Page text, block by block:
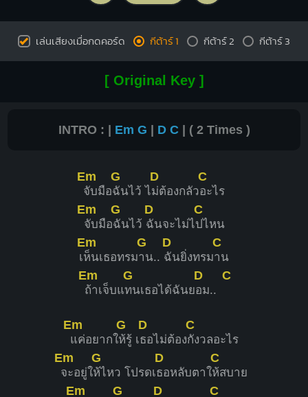
เล่นเสียงเมื่อกดคอร์ด กีต้าร์ 1 กีต้าร์ 2 กีต้าร์ 3
[ Original Key ]
INTRO : | Em G | D C | ( 2 Times )
Em
จับมือ
G
ฉันไว้ ไ
D
ม่ต้องกลัว
C
อะไร
Em
จับมือ
G
ฉันไว้
D
ฉันจะไม่ไ
C
ปไหน
เ
Em
ห็นเธอทรม
G
าน..
D
ฉันยิ่งทรม
C
าน
Em
ถ้าเจ็บแ
G
ทนเธอได้ฉันย
D
อม..
C
Em
แค่อยากใ
G
ห้รู้ เ
D
ธอไม่ต้อง
C
กังวลอะไร
Em
จะอยู่ใ
G
ห้ไหว โปรดเ
D
ธอหลับตาใ
C
ห้สบาย
Em G D C